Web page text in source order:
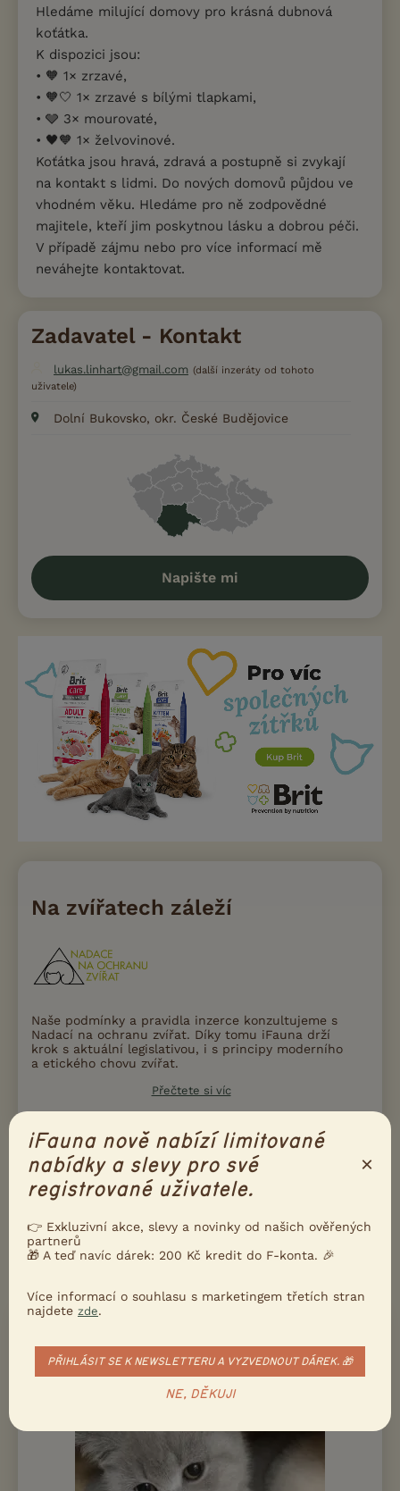
Hledáme milující domovy pro krásná dubnová
koťátka.
K dispozici jsou:
• 🧡 1× zrzavé,
• 🧡🤍 1× zrzavé s bílými tlapkami,
• 🩶 3× mourovaté,
• 🖤🧡 1× želvovinové.
Koťátka jsou hravá, zdravá a postupně si zvykají
na kontakt s lidmi. Do nových domovů půjdou ve
vhodném věku. Hledáme pro ně zodpovědné
majitele, kteří jim poskytnou lásku a dobrou péči.
V případě zájmu nebo pro více informací mě
neváhejte kontaktovat.
Zadavatel - Kontakt
lukas.linhart@gmail.com (další inzeráty od tohoto
uživatele)
Dolní Bukovsko, okr. České Budějovice
Napište mi
Na zvířatech záleží
Naše podmínky a pravidla inzerce konzultujeme s
Nadací na ochranu zvířat. Díky tomu iFauna drží
krok s aktuální legislativou, i s principy moderního
a etického chovu zvířat.
Přečtete si víc
Ukažte inzerát známým!
Poslat inzerát e-mailem
Nahlásit inzerát
Britská krátkosrstá kočička s PP –
modrá
Kč
iFauna nově nabízí limitované
nabídky a slevy pro své
registrované uživatele.
×
👉 Exkluzivní akce, slevy a novinky od našich ověřených
partnerů
🎁 A teď navíc dárek: 200 Kč kredit do F-konta. 🎉
Více informací o souhlasu s marketingem třetích stran
najdete zde.
PŘIHLÁSIT SE K NEWSLETTERU A VYZVEDNOUT DÁREK. 🎁
NE, DĚKUJI